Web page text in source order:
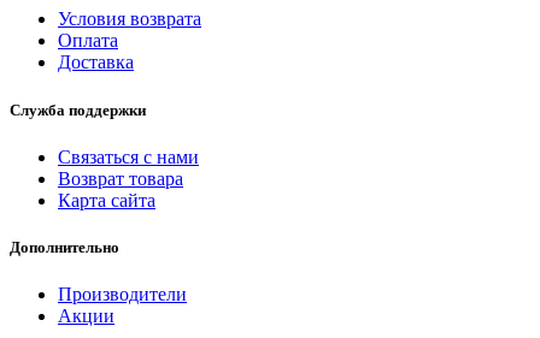
Условия возврата
Оплата
Доставка
Служба поддержки
Связаться с нами
Возврат товара
Карта сайта
Дополнительно
Производители
Акции